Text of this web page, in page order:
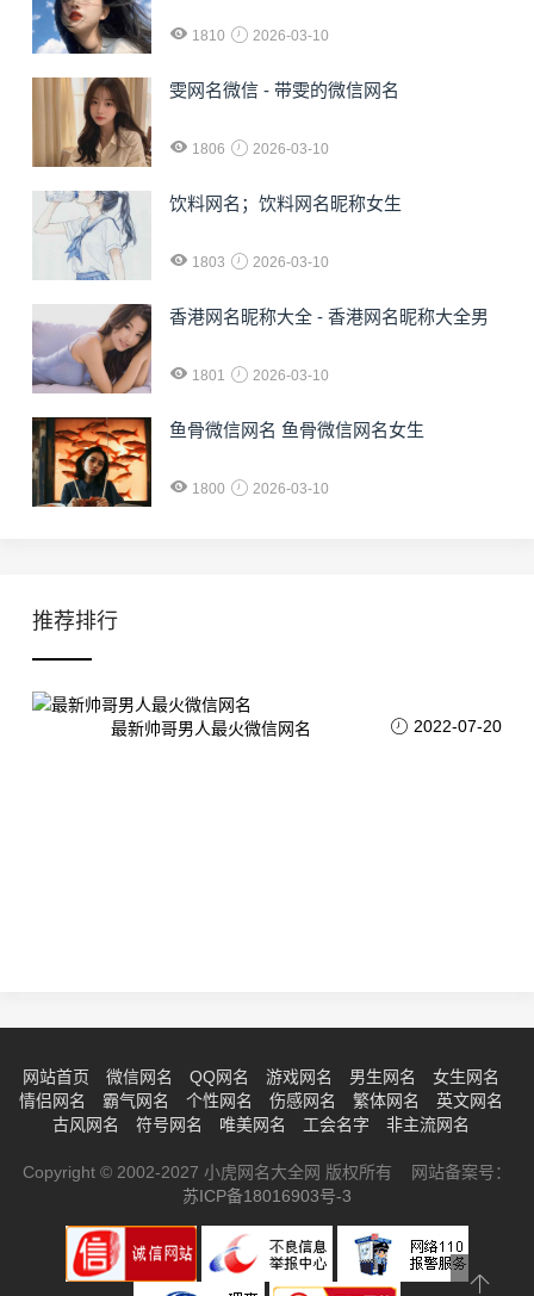
1810 2026-03-10
雯网名微信 - 带雯的微信网名
1806 2026-03-10
饮料网名；饮料网名昵称女生
1803 2026-03-10
香港网名昵称大全 - 香港网名昵称大全男
1801 2026-03-10
鱼骨微信网名 鱼骨微信网名女生
1800 2026-03-10
推荐排行
最新帅哥男人最火微信网名 2022-07-20
网站首页 微信网名 QQ网名 游戏网名 男生网名
女生网名
情侣网名
霸气网名 个性网名 伤感网名 繁体网名
英文网名
古风网名
符号网名 唯美网名 工会名字 非主流网名
Copyright © 2002-2027 小虎网名大全网 版权所有 网站备案号：
苏ICP备18016903号-3